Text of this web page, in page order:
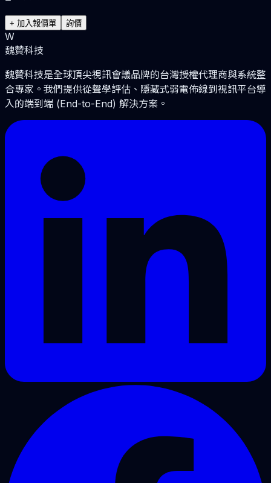
+ 加入報價單 詢價
W
魏贊科技
魏贊科技是全球頂尖視訊會議品牌的台灣授權代理商與系統整
合專家。我們提供從聲學評估、隱藏式弱電佈線到視訊平台導
入的端到端 (End-to-End) 解決方案。